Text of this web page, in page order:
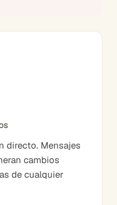
directo. Mensajes
cambios
de cualquier